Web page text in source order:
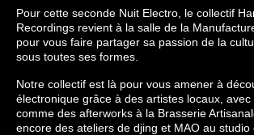
Pour cette seconde Nuit Electro, le collectif
Recordings revient à la salle de la
pour vous faire partager sa passion de la
sous toutes ses formes.
Notre collectif est là pour vous amener à
électronique grâce à des artistes locaux,
comme des afterworks à la Brasserie
encore des ateliers de djing et MAO au studio